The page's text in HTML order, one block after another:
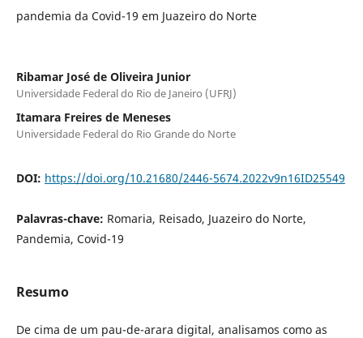
pandemia da Covid-19 em Juazeiro do Norte
Ribamar José de Oliveira Junior
Universidade Federal do Rio de Janeiro (UFRJ)
Itamara Freires de Meneses
Universidade Federal do Rio Grande do Norte
DOI: https://doi.org/10.21680/2446-5674.2022v9n16ID25549
Palavras-chave: Romaria, Reisado, Juazeiro do Norte,
Pandemia, Covid-19
Resumo
De cima de um pau-de-arara digital, analisamos como as